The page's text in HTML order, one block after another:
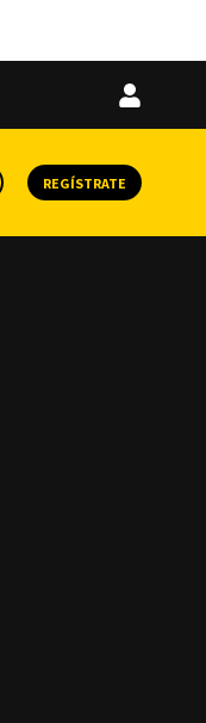
Iniciar
REGÍSTRATE